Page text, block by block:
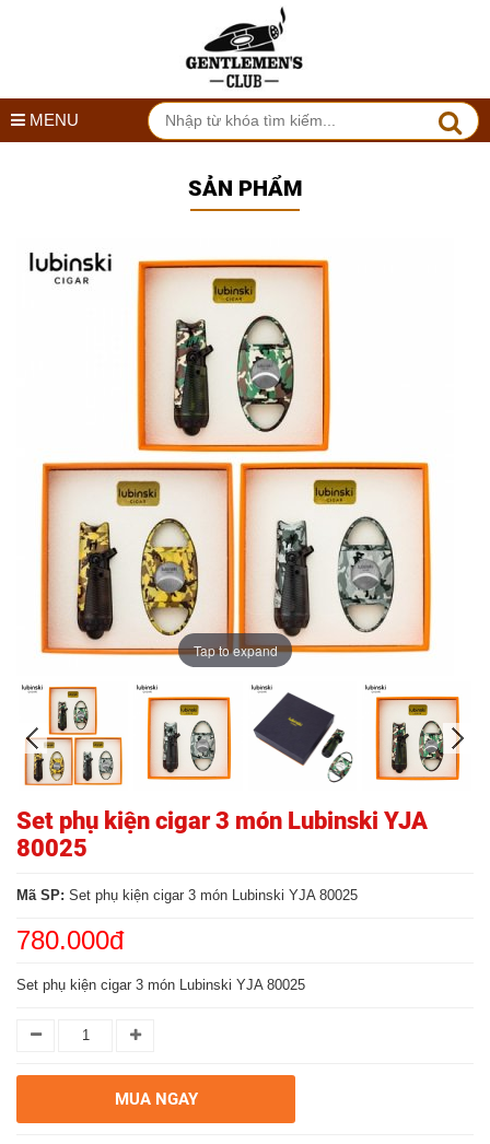
MENU
SẢN PHẨM
Tap to expand
Set phụ kiện cigar 3 món Lubinski YJA
80025
Mã SP: Set phụ kiện cigar 3 món Lubinski YJA 80025
780.000đ
Set phụ kiện cigar 3 món Lubinski YJA 80025
MUA NGAY